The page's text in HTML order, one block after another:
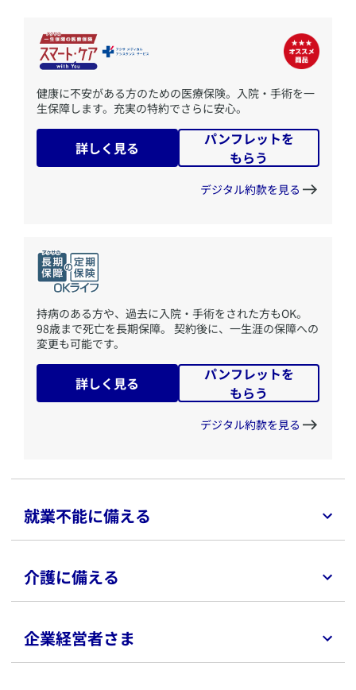
​健康に不安がある方のための医療保険。入院・手術を一
生保障します。充実の特約でさらに安心。
詳しく見る
パンフレットを
もらう
デジタル約款を見る
​持病のある方や、過去に入院・手術をされた方もOK。
98歳まで死亡を長期保障。 契約後に、一生涯の保障への
変更も可能です。
詳しく見る
パンフレットを
もらう
デジタル約款を見る
就業不能に備える
​脳卒中や急性心筋梗塞で働けなくなった場合の生活費を
詳しく見る
もらう
介護に備える
企業経営者さま